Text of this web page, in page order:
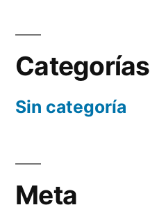
Categorías
Sin categoría
Meta